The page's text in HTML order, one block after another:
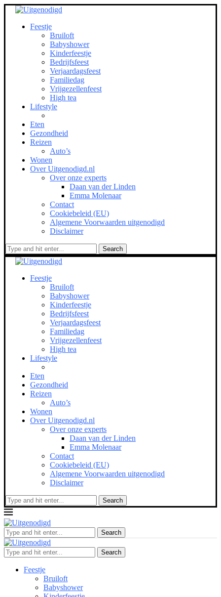
Feestje
Bruiloft
Babyshower
Kinderfeestje
Bedrijfsfeest
Verjaardagsfeest
Familiedag
Vrijgezellenfeest
High tea
Lifestyle
Eten
Gezondheid
Reizen
Auto’s
Wonen
Over Uitgenodigd.nl
Over onze experts
Daan van der Linden
Emma Molenaar
Contact
Cookiebeleid (EU)
Algemene Voorwaarden uitgenodigd
Disclaimer
Search
Feestje
Bruiloft
Babyshower
Kinderfeestje
Bedrijfsfeest
Verjaardagsfeest
Familiedag
Vrijgezellenfeest
High tea
Lifestyle
Eten
Gezondheid
Reizen
Auto’s
Wonen
Over Uitgenodigd.nl
Over onze experts
Daan van der Linden
Emma Molenaar
Contact
Cookiebeleid (EU)
Algemene Voorwaarden uitgenodigd
Disclaimer
Search
Search
Search
Feestje
Bruiloft
Babyshower